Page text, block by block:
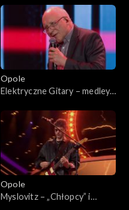
KFPP: Koncert
„SuperJedynki”
Opole
Elektryczne Gitary – medley.
„SuperJedynki”
Opole
Myslovitz – „Chłopcy” i